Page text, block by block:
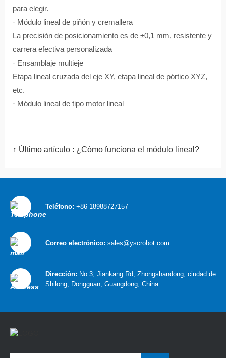
para elegir.
· Módulo lineal de piñón y cremallera
La precisión de posicionamiento es de ±0,1 mm, resistente y
carrera efectiva personalizada
· Ensamblaje multieje
Etapa lineal cruzada del eje XY, etapa lineal de pórtico XYZ,
etc.
· Módulo lineal de tipo motor lineal
↑ Último artículo : ¿Cómo funciona el módulo lineal?
Teléfono: +86-18988727157
Correo electrónico: sales@yscrobot.com
Dirección: No.3, Jiankang Rd, Zhongshandong, ciudad de
Shilong, Dongguan, Guangdong, China